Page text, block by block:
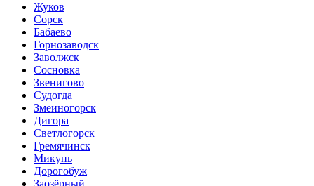
Жуков
Сорск
Бабаево
Горнозаводск
Заволжск
Сосновка
Звенигово
Судогда
Змеиногорск
Дигора
Светлогорск
Гремячинск
Микунь
Дорогобуж
Заозёрный